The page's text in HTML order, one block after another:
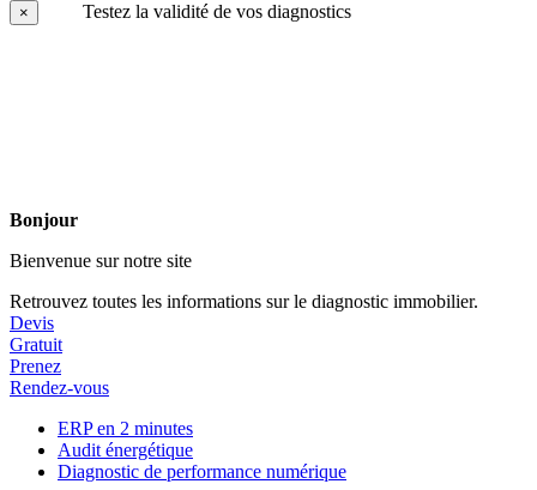
× Testez la validité de vos diagnostics
Bonjour
Bienvenue sur notre site
Retrouvez toutes les informations sur le diagnostic immobilier.
Devis
Gratuit
Prenez
Rendez-vous
ERP en 2 minutes
Audit énergétique
Diagnostic de performance numérique